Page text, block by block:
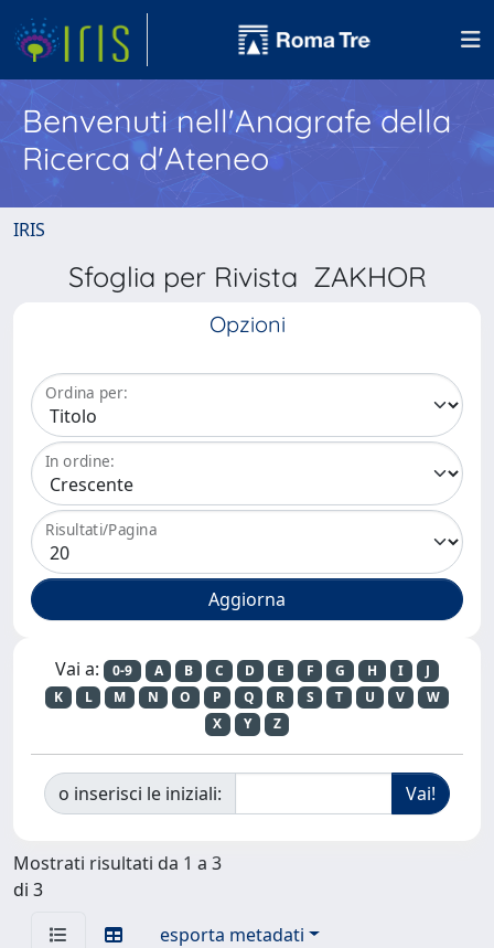
Benvenuti nell'Anagrafe della
Ricerca d'Ateneo
IRIS
Sfoglia per Rivista ZAKHOR
Opzioni
Ordina per:
In ordine:
Risultati/Pagina
Vai a: 0-9 A B C D E F G H I
J
K
L M N O P Q R S T U V
W
X
Y Z
o inserisci le iniziali:
Mostrati risultati da 1 a 3
di 3
esporta metadati